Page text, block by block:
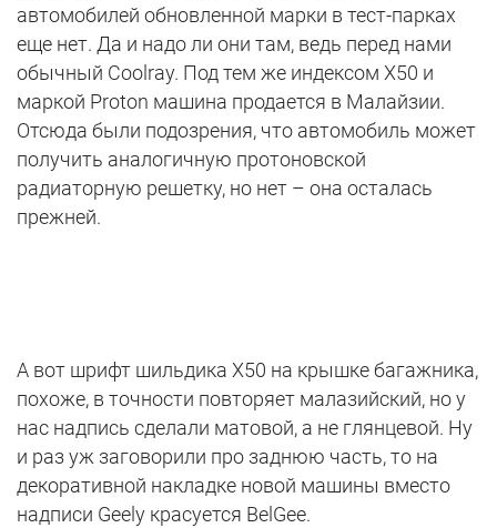
автомобилей обновленной марки в тест-парках
еще нет. Да и надо ли они там, ведь перед нами
обычный Coolray. Под тем же индексом Х50 и
маркой Proton машина продается в Малайзии.
Отсюда были подозрения, что автомобиль может
получить аналогичную протоновской
радиаторную решетку, но нет – она осталась
прежней.
А вот шрифт шильдика X50 на крышке багажника,
похоже, в точности повторяет малазийский, но у
нас надпись сделали матовой, а не глянцевой. Ну
и раз уж заговорили про заднюю часть, то на
декоративной накладке новой машины вместо
надписи Geely красуется BelGee.